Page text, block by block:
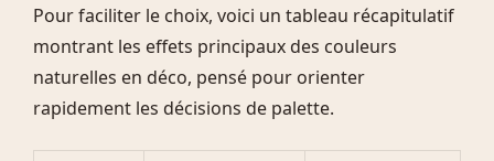
Pour faciliter le choix, voici un tableau récapitulatif
montrant les effets principaux des couleurs
naturelles en déco, pensé pour orienter
rapidement les décisions de palette.